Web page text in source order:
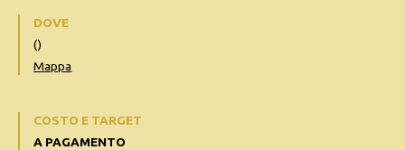
DOVE
()
Mappa
COSTO E TARGET
A PAGAMENTO